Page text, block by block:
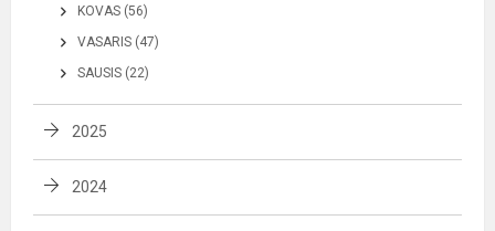
KOVAS (56)
VASARIS (47)
SAUSIS (22)
2025
2024